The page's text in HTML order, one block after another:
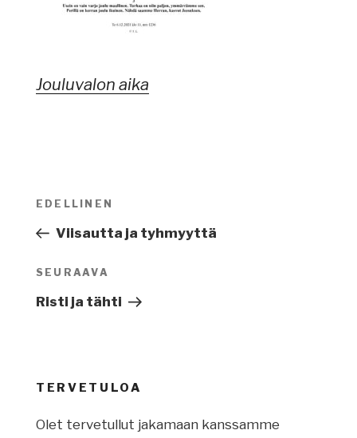
Jouluvalon aika
Artikkelien
Edellinen
artikkeli
EDELLINEN
Viisautta ja tyhmyyttä
Seuraava
artikkeli
SEURAAVA
Risti ja tähti
TERVETULOA
Olet tervetullut jakamaan kanssamme